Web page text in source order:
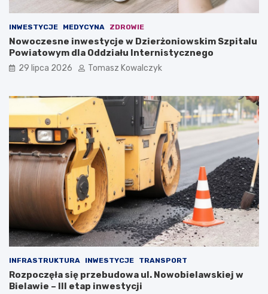
INWESTYCJE MEDYCYNA ZDROWIE
Nowoczesne inwestycje w Dzierżoniowskim Szpitalu
Powiatowym dla Oddziału Internistycznego
29 lipca 2026 Tomasz Kowalczyk
INFRASTRUKTURA INWESTYCJE TRANSPORT
Rozpoczęła się przebudowa ul. Nowobielawskiej w
Bielawie – III etap inwestycji